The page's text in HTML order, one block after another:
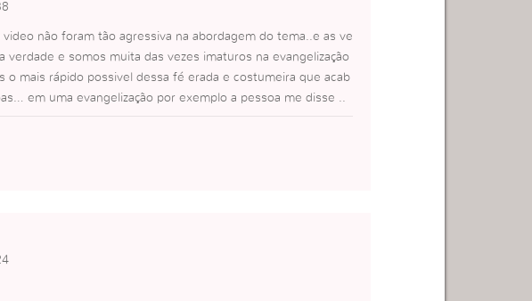
não foram tão agressiva na abordagem do tema..e as ve
verdade e somos muita das vezes imaturos na evangelização
o mais rápido possivel dessa fé erada e costumeira que acab
em uma evangelização por exemplo a pessoa me disse ..
que eu acreditei a vida toda?
delicadeza o porque de largar a idolatria…